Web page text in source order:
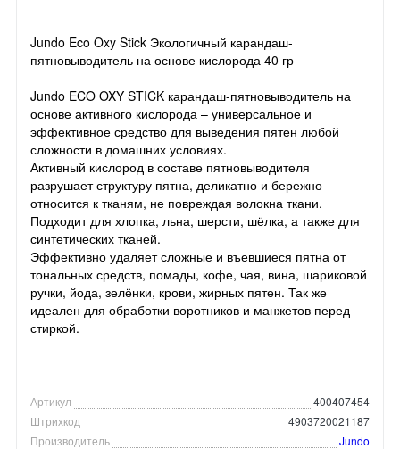
Jundo Eco Oxy Stick Экологичный карандаш-
пятновыводитель на основе кислорода 40 гр
Jundo ECO OXY STICK карандаш-пятновыводитель на
основе активного кислорода – универсальное и
эффективное средство для выведения пятен любой
сложности в домашних условиях.
Активный кислород в составе пятновыводителя
разрушает структуру пятна, деликатно и бережно
относится к тканям, не повреждая волокна ткани.
Подходит для хлопка, льна, шерсти, шёлка, а также для
синтетических тканей.
Эффективно удаляет сложные и въевшиеся пятна от
тональных средств, помады, кофе, чая, вина, шариковой
ручки, йода, зелёнки, крови, жирных пятен. Так же
идеален для обработки воротников и манжетов перед
стиркой.
Артикул
400407454
Штрихкод
4903720021187
Производитель
Jundo